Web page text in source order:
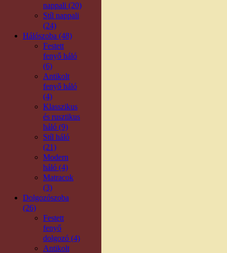
nappali (20)
Stíl nappali
(24)
Hálószoba (48)
Festett
fenyő háló
(6)
Antikolt
fenyő háló
(4)
Klasszikus
és rusztikus
háló (9)
Stíl háló
(21)
Modern
háló (4)
Matracok
(3)
Dolgozószoba
(26)
Festett
fenyő
dolgozó (4)
Antikolt